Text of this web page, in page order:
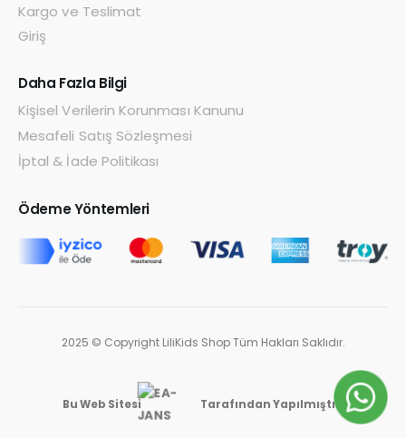
Kargo ve Teslimat
Giriş
Daha Fazla Bilgi
Kişisel Verilerin Korunması Kanunu
Mesafeli Satış Sözleşmesi
İptal & İade Politikası
Ödeme Yöntemleri
2025 © Copyright LiliKids Shop Tüm Hakları Saklıdır.
Bu Web Sitesi Tarafından Yapılmıştır.